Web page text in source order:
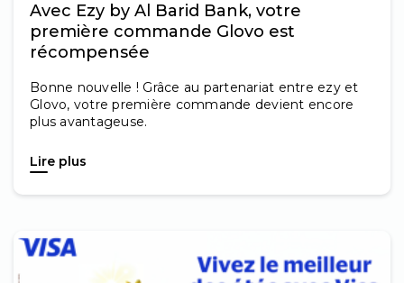
Avec Ezy by Al Barid Bank, votre
première commande Glovo est
récompensée
Bonne nouvelle ! Grâce au partenariat entre ezy et
Glovo, votre première commande devient encore
plus avantageuse.
Lire plus